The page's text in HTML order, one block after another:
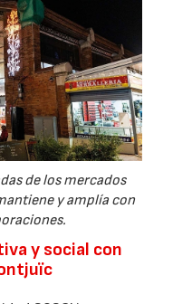
de los mercados
y amplía con
y social con